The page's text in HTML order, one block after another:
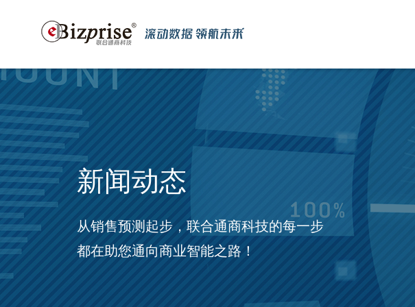
新闻动态
从销售预测起步，联合通商科技的每一步
都在助您通向商业智能之路！